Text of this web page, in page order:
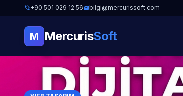
+90 501 029 12 56 bilgi@mercurissoft.com
M MercurisSoft